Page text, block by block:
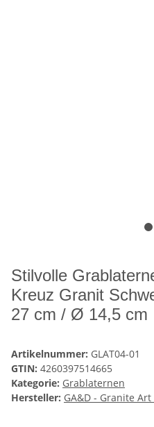
Stilvolle
Kreuz Granit
27 cm / Ø 14,5 cm
Artikelnummer: GLAT04-01
GTIN: 4260397514665
Kategorie: Grablaternen
Hersteller: GA&D - Granite